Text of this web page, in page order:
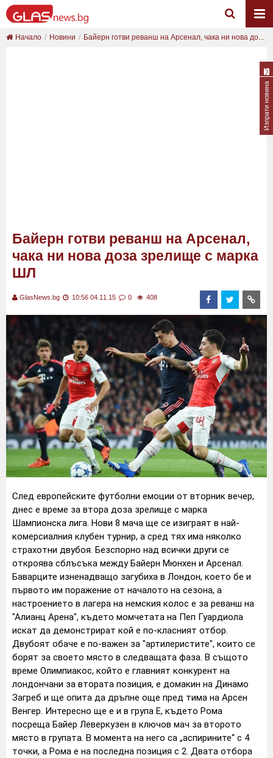
Начало Новини Байерн готви реванш на Арсенал, чака ни нова до...
Байерн готви реванш на Арсенал,
чака ни нова доза зрелище с марка
ШЛ
GlasNews.bg 10:56 04.11.15 0 408
След европейските футболни емоции от вторник вечер,
днес е време за втора доза зрелище с марка
Шампионска лига. Нови 8 мача ще се изиграят в най-
комерсиалния клубен турнир, а сред тях има няколко
страхотни двубоя. Безспорно над всички други се
откроява сблъсъка между Байерн Мюнхен и Арсенал.
Баварците изненадващо загубиха в Лондон, което бе и
първото им поражение от началото на сезона, а
настроението в лагера на немския колос е за реванш на
"Алианц Арена", където момчетата на Пеп Гуардиола
искат да демонстрират кой е по-класният отбор.
Двубоят обаче е по-важен за "артилеристите", които се
борят за своето място в следващата фаза. В същото
време Олимпиакос, който е главният конкурент на
лондончани за втората позиция, е домакин на Динамо
Загреб и ще опита да дръпне още пред тима на Арсен
Венгер. Интересно ще е и в група Е, където Рома
посреща Байер Леверкузен в ключов мач за второто
място в групата. В момента на него са „аспирините“ с 4
точки, а Рома е на последна позиция с 2. Двата отбора
Изпрати новина